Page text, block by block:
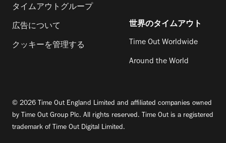
タイムアウトグループ
広告について
クッキーを管理する
世界のタイムアウト
Time Out Worldwide
Around the World
© 2026 Time Out England Limited and affiliated companies owned
by Time Out Group Plc. All rights reserved. Time Out is a registered
trademark of Time Out Digital Limited.